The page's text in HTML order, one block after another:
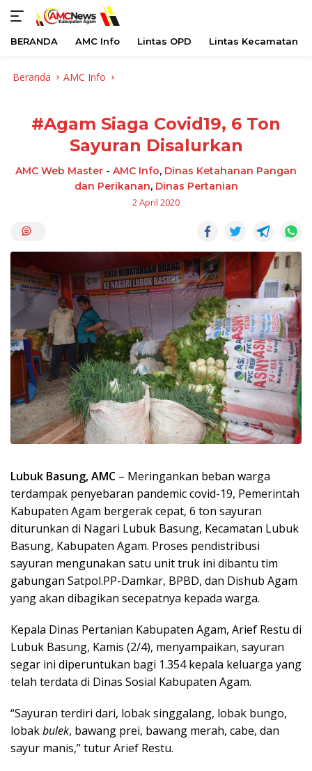
BERANDA AMC Info Lintas OPD Lintas Kecamatan
Beranda AMC Info
#Agam Siaga Covid19, 6 Ton
Sayuran Disalurkan
AMC Web Master - AMC Info, Dinas Ketahanan Pangan
dan Perikanan, Dinas Pertanian
2 April 2020
Lubuk Basung, AMC – Meringankan beban warga
terdampak penyebaran pandemic covid-19, Pemerintah
Kabupaten Agam bergerak cepat, 6 ton sayuran
diturunkan di Nagari Lubuk Basung, Kecamatan Lubuk
Basung, Kabupaten Agam. Proses pendistribusi
sayuran mengunakan satu unit truk ini dibantu tim
gabungan Satpol.PP-Damkar, BPBD, dan Dishub Agam
yang akan dibagikan secepatnya kepada warga.
Kepala Dinas Pertanian Kabupaten Agam, Arief Restu di
Lubuk Basung, Kamis (2/4), menyampaikan, sayuran
segar ini diperuntukan bagi 1.354 kepala keluarga yang
telah terdata di Dinas Sosial Kabupaten Agam.
“Sayuran terdiri dari, lobak singgalang, lobak bungo,
lobakbulek, bawang prei, bawang merah, cabe, dan
sayur manis,” tutur Arief Restu.